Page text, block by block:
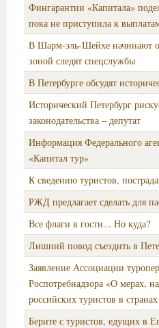
Фингарантии «Капитала»
пока не приступила к
В Шарм-эль-Шейхе начинают
зоной следят спецслужбы
В Петербурге обсудят
Исторический Петербург
законодательства – депутат
Информация Федерального
«Капитал тур»
К сведению туристов,
РЖД предлагает сделать для
Все флаги в гости... Но куда?
Лишний повод съездить в
Заявление Ассоциации
Роспотребнадзора «О мерах,
российских туристов в
Берите с туристов, едущих в